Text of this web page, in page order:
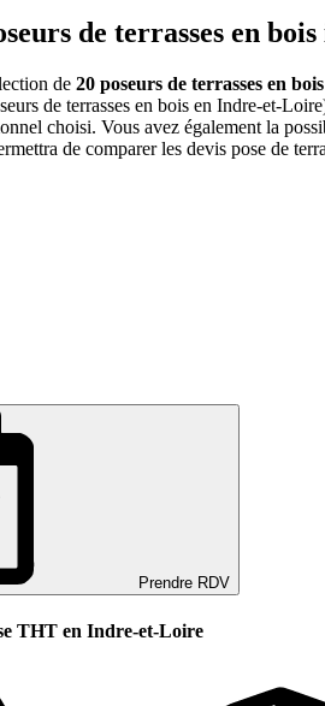
de terrasses en
de 20 poseurs de terrasses en
de terrasses en bois en Indre-et-
choisi. Vous avez également la
de comparer les devis pose de
Prendre RDV
THT en Indre-et-Loire